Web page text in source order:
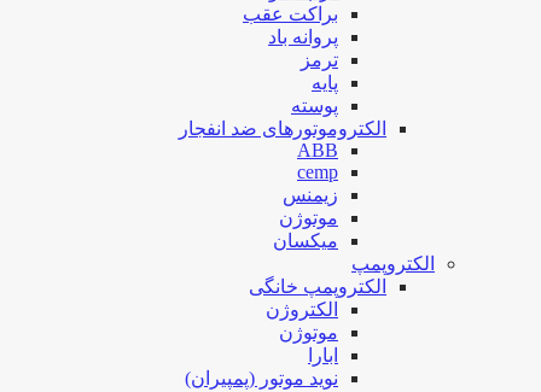
براکت عقب
پروانه باد
ترمز
پایه
پوسته
الکتروموتورهای ضد انفجار
ABB
cemp
زیمنس
موتوژن
میکسان
الکتروپمپ
الکتروپمپ خانگی
الکتروژن
موتوژن
ابارا
نوید موتور (پمپیران)